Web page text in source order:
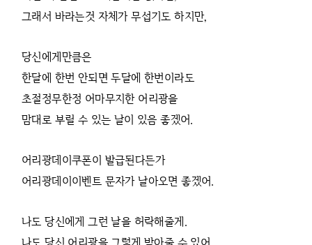
그래서 바라는것 자체가 무섭기도 하지만,
당신에게만큼은
한달에 한번 안되면 두달에 한번이라도
초절정무한정 어마무지한 어리광을
맘대로 부릴 수 있는 날이 있음 좋겠어.
어리광데이쿠폰이 발급된다든가
어리광데이이벤트 문자가 날아오면 좋겠어.
나도 당신에게 그런 날을 허락해줄게.